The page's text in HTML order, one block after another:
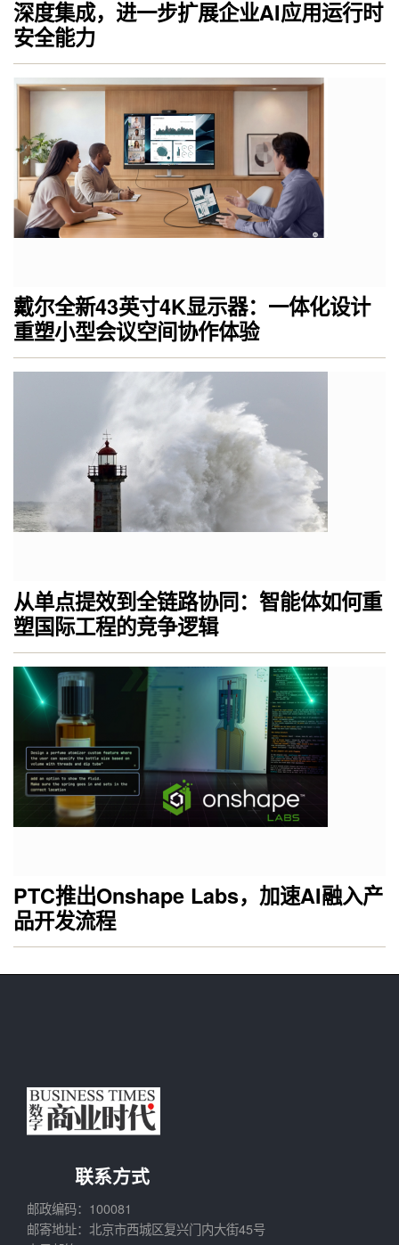
深度集成，进一步扩展企业AI应用运行时
安全能力
戴尔全新43英寸4K显示器：一体化设计
重塑小型会议空间协作体验
从单点提效到全链路协同：智能体如何重
塑国际工程的竞争逻辑
PTC推出Onshape Labs，加速AI融入产
品开发流程
联系方式
邮政编码：100081
邮寄地址：北京市西城区复兴门内大街45号